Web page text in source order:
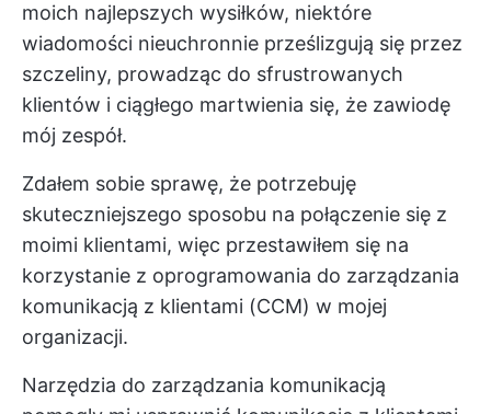
moich najlepszych wysiłków, niektóre
wiadomości nieuchronnie prześlizgują się przez
szczeliny, prowadząc do sfrustrowanych
klientów i ciągłego martwienia się, że zawiodę
mój zespół.
Zdałem sobie sprawę, że potrzebuję
skuteczniejszego sposobu na połączenie się z
moimi klientami, więc przestawiłem się na
korzystanie z oprogramowania do zarządzania
komunikacją z klientami (CCM) w mojej
organizacji.
Narzędzia do zarządzania komunikacją